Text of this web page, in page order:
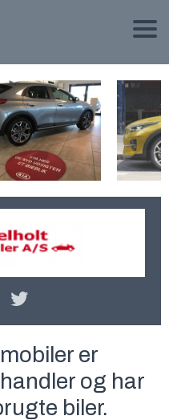
er
og har
biler.